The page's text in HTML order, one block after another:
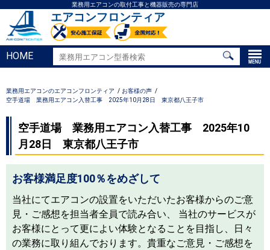
業務用エアコンの取付工事と機器販売の専門店
エアコンフロンティア
HOME
業務用エアコンのエアコンフロンティア
お客様の声
空手道場 業務用エアコン入替工事 2025年10月28日 東京都八王子市
空手道場 業務用エアコン入替工事 2025年10
月28日 東京都八王子市
お客様満足度100％をめざして
当社にてエアコンの設置をいただいたお客様からのご意
見・ご感想を担当者全員で読み合い、 当社のサービスが
お客様にとって更によい体験となることを目指し、日々
の業務に取り組んでおります。貴重なご意見・ご感想を